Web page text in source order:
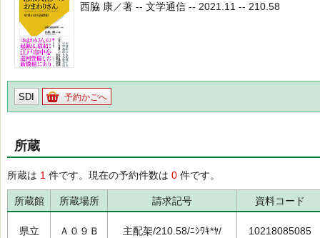
西脇 康／著 -- 文学通信 -- 2021.11 -- 210.58
SDI 予約かごへ
所蔵
所蔵は 1 件です。現在の予約件数は 0 件です。
所蔵館 所蔵場所 請求記号 資料コード
県立 Ａ０９Ｂ 主配架/210.58/ﾆｼﾜｷ*ﾔ/ 10218085085